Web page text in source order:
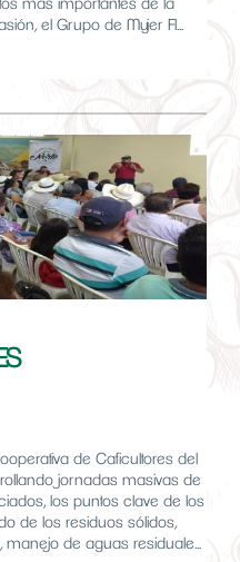
más importantes de la
el Grupo de Mujer Fl...
de Caficultores del
jornadas masivas de
los puntos clave de los
de los residuos sólidos,
de aguas residuale...